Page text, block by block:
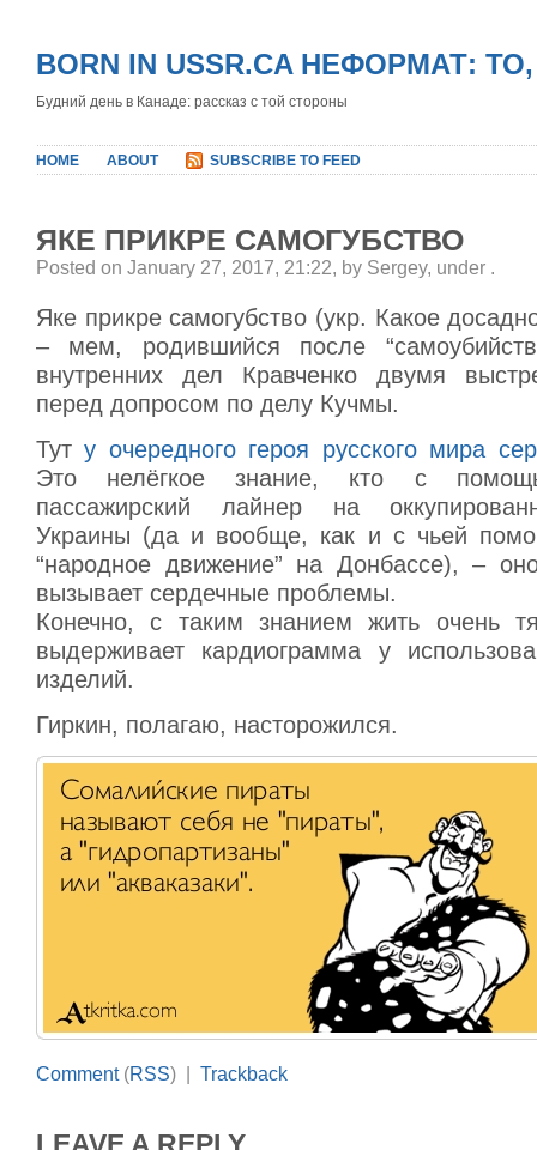
BORN IN USSR.CA НЕФОРМАТ:
Будний день в Канаде: рассказ с той стороны
HOME ABOUT SUBSCRIBE TO FEED
ЯКЕ ПРИКРЕ САМОГУБСТВО
Posted on January 27, 2017, 21:22, by Sergey, under .
Яке прикре самогубство (укр. Какое
– мем, родившийся после
внутренних дел Кравченко двумя
перед допросом по делу Кучмы.
Туту очередного героя русского мира
Это нелёгкое знание, кто c
пассажирский лайнер на
Украины (да и вообще, как и с чьей
“народное движение” на Донбассе), –
вызывает сердечные проблемы.
Конечно, с таким знанием жить очень
выдерживает кардиограмма у
изделий.
Гиркин, полагаю, насторожился.
Comment(RSS) | Trackback
LEAVE A REPLY